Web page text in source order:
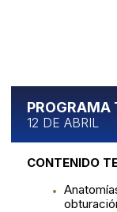
PROGRAMA
12 DE ABRIL
CONTENIDO